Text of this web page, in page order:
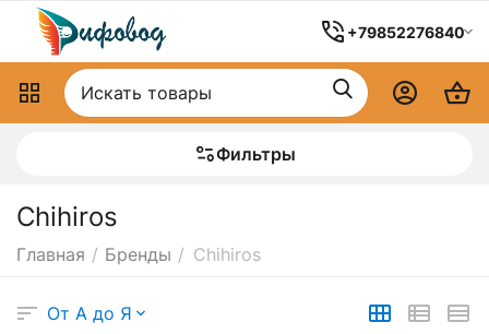
+79852276840
Фильтры
Chihiros
Главная / Бренды / Chihiros
От А до Я